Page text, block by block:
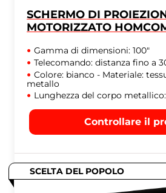
SCHERMO DI
MOTORIZZATO
Gamma di dimensioni: 100"
Telecomando: distanza fino a
Colore: bianco - Materiale:
metallo
Lunghezza del corpo
Controllare il
SCELTA DEL POPOLO